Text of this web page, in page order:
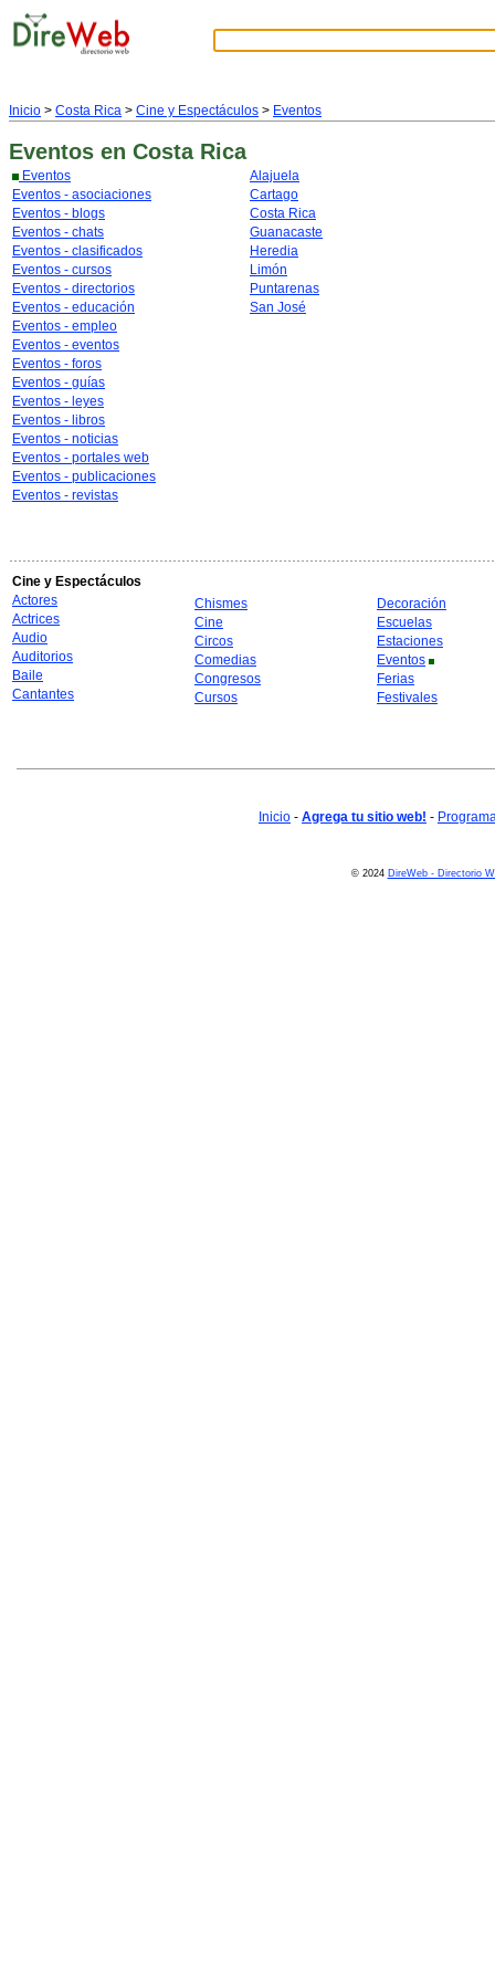
Inicio > Costa Rica > Cine y Espectáculos > Eventos
Eventos en Costa Rica
Eventos
Eventos - asociaciones
Eventos - blogs
Eventos - chats
Eventos - clasificados
Eventos - cursos
Eventos - directorios
Eventos - educación
Eventos - empleo
Eventos - eventos
Eventos - foros
Eventos - guías
Eventos - leyes
Eventos - libros
Eventos - noticias
Eventos - portales web
Eventos - publicaciones
Eventos - revistas
Alajuela
Cartago
Costa Rica
Guanacaste
Heredia
Limón
Puntarenas
San José
Cine y Espectáculos
Actores
Actrices
Audio
Auditorios
Baile
Cantantes
Chismes
Cine
Circos
Comedias
Congresos
Cursos
Decoración
Escuelas
Estaciones
Eventos
Ferias
Festivales
Inicio - Agrega tu sitio web! -
© 2024 DireWeb - Directorio